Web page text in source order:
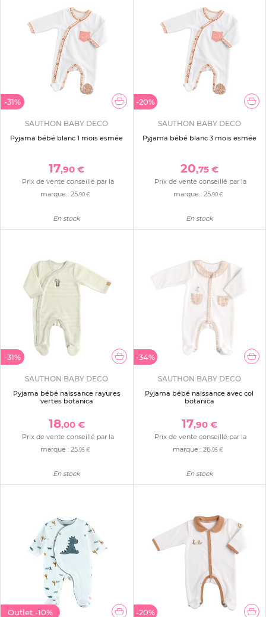
-31%
SAUTHON BABY DECO
Pyjama bébé blanc 1 mois esmée
17,90 €
Prix de vente conseillé par la
marque :25 ,90 €
En stock
-20%
SAUTHON BABY DECO
Pyjama bébé blanc 3 mois esmée
20,75 €
Prix de vente conseillé par la
marque : 25,90 €
En stock
-31%
SAUTHON BABY DECO
Pyjama bébé naissance rayures
vertes botanica
18,00 €
Prix de vente conseillé par la
marque :25 ,95 €
En stock
-34%
SAUTHON BABY DECO
Pyjama bébé naissance avec col
botanica
17,90 €
Prix de vente conseillé par la
marque :26 ,95 €
En stock
Outlet -10% -20%